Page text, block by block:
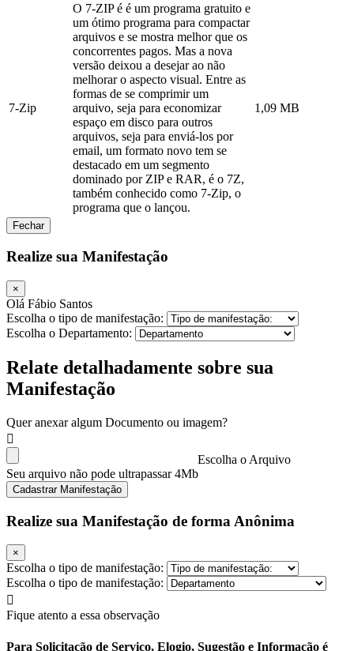
7-Zip
O 7-ZIP é é um programa gratuito e
um ótimo programa para compactar
arquivos e se mostra melhor que os
concorrentes pagos. Mas a nova
versão deixou a desejar ao não
melhorar o aspecto visual. Entre as
formas de se comprimir um
arquivo, seja para economizar
espaço em disco para outros
arquivos, seja para enviá-los por
email, um formato novo tem se
destacado em um segmento
dominado por ZIP e RAR, é o 7Z,
também conhecido como 7-Zip, o
programa que o lançou.
1,09 MB
Fechar
Realize sua Manifestação
×
Olá Fábio Santos
Escolha o tipo de manifestação:
Escolha o Departamento:
Relate detalhadamente sobre sua
Manifestação
Quer anexar algum Documento ou imagem?
Escolha o Arquivo
Seu arquivo não pode ultrapassar 4Mb
Cadastrar Manifestação
Realize sua Manifestação de forma Anônima
×
Escolha o tipo de manifestação:
Escolha o tipo de manifestação:
Fique atento a essa observação
Para Solicitação de Serviço, Elogio, Sugestão e Informação é